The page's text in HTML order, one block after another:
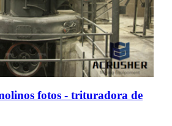
fotos - trituradora de